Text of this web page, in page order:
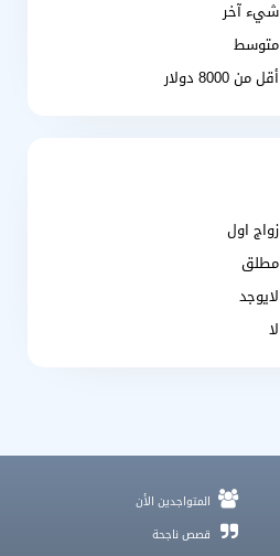
شيء آخر
متوسط
أقل من 8000 دولار
زواج اول
مطلق
لايوجد
لا
وكيفاش لقيت حبي
الأربعين أو كأم مطلقة
المتواجدين الأن
قصص ناجحة